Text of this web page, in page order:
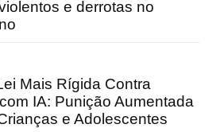
e derrotas no
Mais Rígida Contra
IA: Punição Aumentada
e Adolescentes